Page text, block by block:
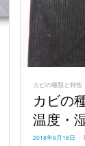
カビの種類と特性
カビの
温度・
POSTED
2018年6月18日